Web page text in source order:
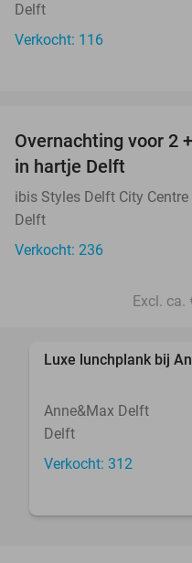
Delft
Verkocht: 116
Overnachting voor 2
in hartje Delft
ibis Styles Delft City Centre
Delft
Verkocht: 236
Excl. ca.
Luxe lunchplank bij
Anne&Max Delft
Delft
Verkocht: 312